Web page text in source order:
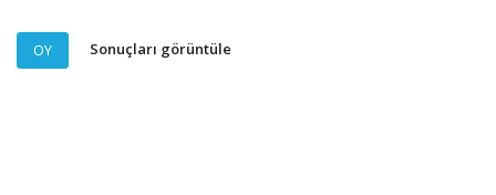
OY Sonuçları görüntüle